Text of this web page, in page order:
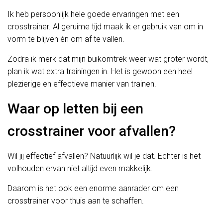
Ik heb persoonlijk hele goede ervaringen met een
crosstrainer. Al geruime tijd maak ik er gebruik van om in
vorm te blijven én om af te vallen.
Zodra ik merk dat mijn buikomtrek weer wat groter wordt,
plan ik wat extra trainingen in. Het is gewoon een heel
plezierige en effectieve manier van trainen.
Waar op letten bij een
crosstrainer voor afvallen?
Wil jij effectief afvallen? Natuurlijk wil je dat. Echter is het
volhouden ervan niet altijd even makkelijk.
Daarom is het ook een enorme aanrader om een
crosstrainer voor thuis aan te schaffen.